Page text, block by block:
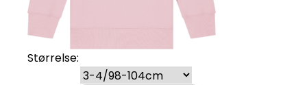
Størrelse: